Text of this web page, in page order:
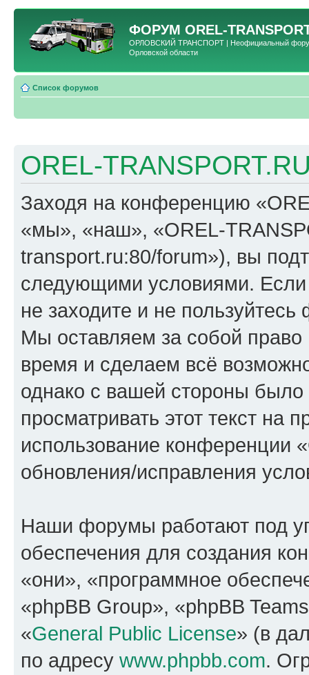
ФОРУМ OREL-
ОРЛОВСКИЙ ТРАНСПОРТ | Неофициальный форум
Орловской области
Список форумов
OREL-
Заходя на конференцию
«мы», «наш», «OREL-
transport.ru:80/forum»), вы
следующими условиями.
не заходите и не
Мы оставляем за собой
время и сделаем всё
однако с вашей стороны
просматривать этот текст на
использование конференции
обновления/исправления
Наши форумы работают под
обеспечения для создания
«они», «программное
«phpBB Group», «phpBB
«General Public License» (в
по адресу www.phpbb.com.